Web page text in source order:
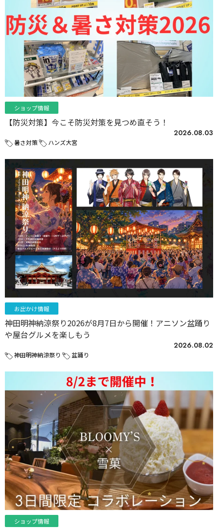
ショップ情報
【防災対策】今こそ防災対策を見つめ直そう！
2026.08.03
暑さ対策 ハンズ大宮
お出かけ情報
神田明神納涼祭り2026が8月7日から開催！アニソン盆踊り
や屋台グルメを楽しもう
2026.08.02
神田明神納涼祭り 盆踊り
ショップ情報